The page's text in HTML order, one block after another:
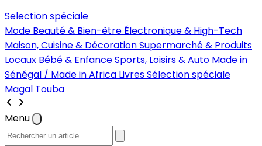
Selection spéciale
Mode Beauté & Bien-être Électronique & High-Tech
Maison, Cuisine & DécorationSupermarché & Produits
Locaux Bébé & EnfanceSports, Loisirs & Auto Made in
Sénégal / Made in Africa LivresSélection spéciale
Magal Touba
Menu